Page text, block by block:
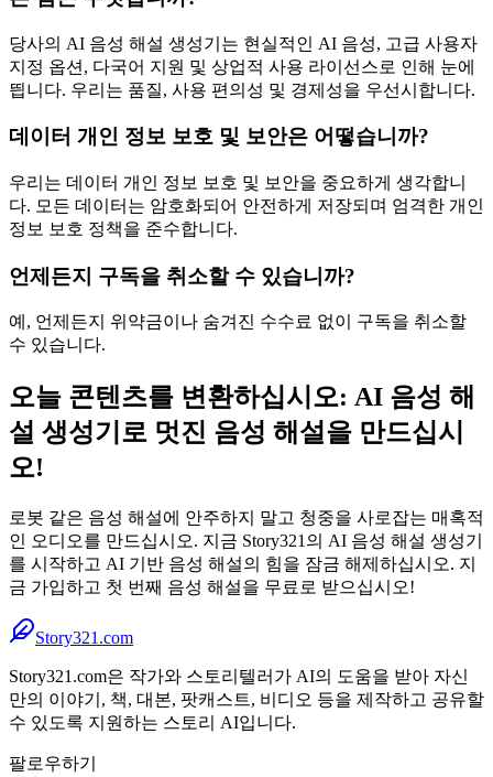
당사의 AI 음성 해설 생성기는 현실적인 AI 음성, 고급 사용자
지정 옵션, 다국어 지원 및 상업적 사용 라이선스로 인해 눈에
띕니다. 우리는 품질, 사용 편의성 및 경제성을 우선시합니다.
데이터 개인 정보 보호 및 보안은 어떻습니까?
우리는 데이터 개인 정보 보호 및 보안을 중요하게 생각합니
다. 모든 데이터는 암호화되어 안전하게 저장되며 엄격한 개인
정보 보호 정책을 준수합니다.
언제든지 구독을 취소할 수 있습니까?
예, 언제든지 위약금이나 숨겨진 수수료 없이 구독을 취소할
수 있습니다.
오늘 콘텐츠를 변환하십시오: AI 음성 해
설 생성기로 멋진 음성 해설을 만드십시
오!
로봇 같은 음성 해설에 안주하지 말고 청중을 사로잡는 매혹적
인 오디오를 만드십시오. 지금 Story321의 AI 음성 해설 생성기
를 시작하고 AI 기반 음성 해설의 힘을 잠금 해제하십시오. 지
금 가입하고 첫 번째 음성 해설을 무료로 받으십시오!
Story321.com
Story321.com은 작가와 스토리텔러가 AI의 도움을 받아 자신
만의 이야기, 책, 대본, 팟캐스트, 비디오 등을 제작하고 공유할
수 있도록 지원하는 스토리 AI입니다.
팔로우하기